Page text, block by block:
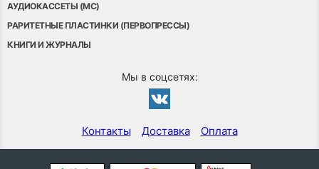
АУДИОКАССЕТЫ (MC)
РАРИТЕТНЫЕ ПЛАСТИНКИ (ПЕРВОПРЕССЫ)
КНИГИ И ЖУРНАЛЫ
Мы в соцсетях:
Контакты Доставка Оплата